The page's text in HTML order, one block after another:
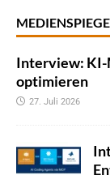
Interview: KI-
optimieren
27. Juli 2026